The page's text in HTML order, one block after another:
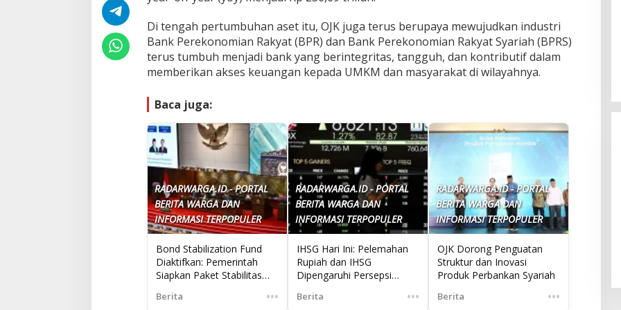
Di tengah pertumbuhan aset itu, OJK juga terus berupaya mewujudkan industri
Bank Perekonomian Rakyat (BPR) dan Bank Perekonomian Rakyat Syariah (BPRS)
terus tumbuh menjadi bank yang berintegritas, tangguh, dan kontributif dalam
memberikan akses keuangan kepada UMKM dan masyarakat di wilayahnya.
Baca juga:
RADARWARGA.ID - PORTAL
BERITA WARGA DAN
INFORMASI TERPOPULER
Bond Stabilization Fund
Diaktifkan: Pemerintah
Siapkan Paket Stabilitas
Tekanan Global
Berita •••
RADARWARGA.ID - PORTAL
BERITA WARGA DAN
INFORMASI TERPOPULER
IHSG Hari Ini: Pelemahan
Rupiah dan IHSG
Dipengaruhi Persepsi
Berita •••
RADARWARGA.ID - PORTAL
BERITA WARGA DAN
INFORMASI TERPOPULER
OJK Dorong Penguatan
Struktur dan Inovasi
Produk Perbankan Syariah
Berita •••
Puasa Senin Kamis: Amalan Sunnah
untuk Mendekatkan Diri kepada
Allah SWT